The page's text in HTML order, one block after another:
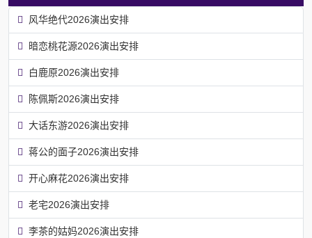
风华绝代2026演出安排
暗恋桃花源2026演出安排
白鹿原2026演出安排
陈佩斯2026演出安排
大话东游2026演出安排
蒋公的面子2026演出安排
开心麻花2026演出安排
老宅2026演出安排
李茶的姑妈2026演出安排